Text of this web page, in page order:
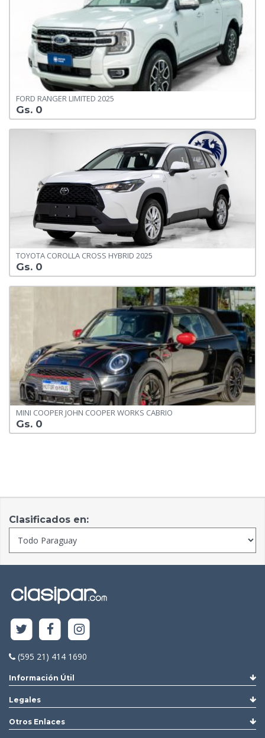
FORD RANGER LIMITED 2025
Gs. 0
TOYOTA COROLLA CROSS HYBRID 2025
Gs. 0
MINI COOPER JOHN COOPER WORKS CABRIO
Gs. 0
Clasificados en:
(595 21) 414 1690
Información Útil
Legales
Otros Enlaces